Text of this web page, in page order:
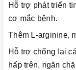
Hỗ trợ phát triển
cơ mắc bệnh.
Thêm L-arginine,
Hỗ trợ chống lại
hấp trên, ngăn